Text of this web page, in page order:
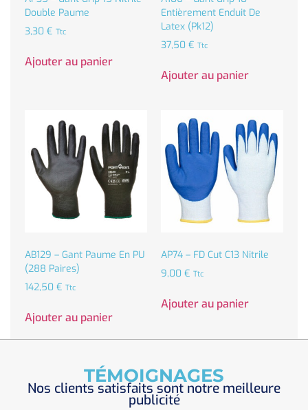
Double Paume
3,30 € Ttc
Ajouter au panier
Entièrement Enduit De
Latex (Pk12)
37,50 € Ttc
Ajouter au panier
AB129 – Gant Paume En PU
(288 Paires)
142,50 € Ttc
Ajouter au panier
AP74 – FD Cut C13 Nitrile
9,00 € Ttc
Ajouter au panier
TÉMOIGNAGES
Nos clients satisfaits sont notre meilleure
publicité